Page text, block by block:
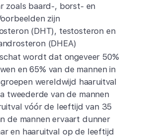
zoals baard-, borst- en
zijn
(DHT), testosteron en
(DHEA)
wordt dat ongeveer 50%
en 65% van de mannen in
wereldwijd haaruitval
tweederde van de mannen
vóór de leeftijd van 35
de mannen ervaart dunner
en haaruitval op de leeftijd